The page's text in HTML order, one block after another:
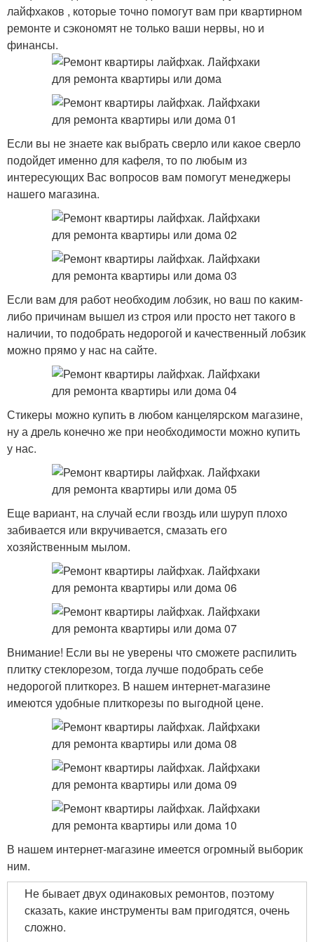
лайфхаков , которые точно помогут вам при квартирном
ремонте и сэкономят не только ваши нервы, но и
финансы.
Если вы не знаете как выбрать сверло или какое сверло
подойдет именно для кафеля, то по любым из
интересующих Вас вопросов вам помогут менеджеры
нашего магазина.
Если вам для работ необходим лобзик, но ваш по каким-
либо причинам вышел из строя или просто нет такого в
наличии, то подобрать недорогой и качественный лобзик
можно прямо у нас на сайте.
Стикеры можно купить в любом канцелярском магазине,
ну а дрель конечно же при необходимости можно купить
у нас.
Еще вариант, на случай если гвоздь или шуруп плохо
забивается или вкручивается, смазать его
хозяйственным мылом.
Внимание! Если вы не уверены что сможете распилить
плитку стеклорезом, тогда лучше подобрать себе
недорогой плиткорез. В нашем интернет-магазине
имеются удобные плиткорезы по выгодной цене.
В нашем интернет-магазине имеется огромный выборик
ним.
Не бывает двух одинаковых ремонтов, поэтому
сказать, какие инструменты вам пригодятся, очень
сложно.